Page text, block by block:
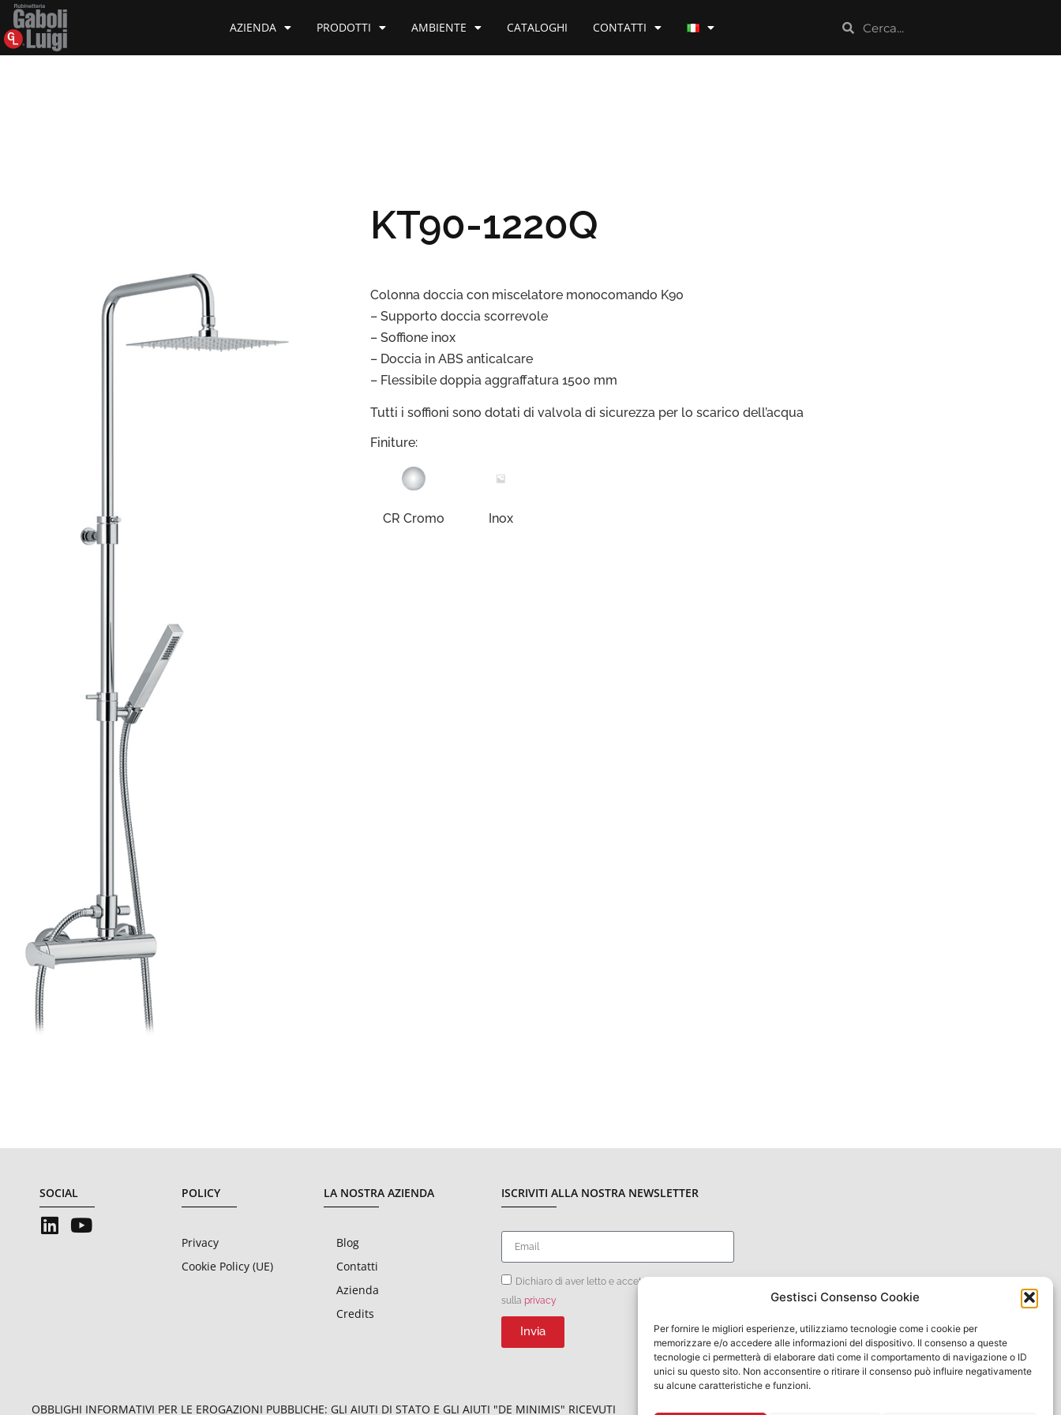
Gestisci Consenso Cookie
Per fornire le migliori esperienze, utilizziamo tecnologie come i cookie per
memorizzare e/o accedere alle informazioni del dispositivo. Il consenso a queste
tecnologie ci permetterà di elaborare dati come il comportamento di navigazione o ID
unici su questo sito. Non acconsentire o ritirare il consenso può influire negativamente
su alcune caratteristiche e funzioni.
AZIENDA PRODOTTI AMBIENTE CATALOGHI CONTATTI
KT90-1220Q
Colonna doccia con miscelatore monocomando K90
– Supporto doccia scorrevole
– Soffione inox
– Doccia in ABS anticalcare
– Flessibile doppia aggraffatura 1500 mm
Tutti i soffioni sono dotati di valvola di sicurezza per lo scarico dell’acqua
Finiture:
CR Cromo Inox
SOCIAL POLICY
Privacy
Cookie Policy (UE)
LA NOSTRA AZIENDA
Blog
Contatti
Azienda
Credits
ISCRIVITI ALLA NOSTRA NEWSLETTER
Dichiaro di aver letto e accettato le condizioni
sulla privacy
Invia
OBBLIGHI INFORMATIVI PER LE EROGAZIONI PUBBLICHE: GLI AIUTI DI STATO E GLI AIUTI "DE MINIMIS" RICEVUTI